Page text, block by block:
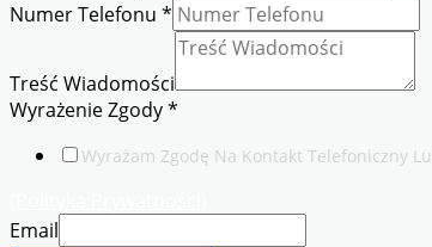
Numer Telefonu *
Treść Wiadomości
Wyrażenie Zgody*
Wyrażam Zgodę Na Kontakt Telefoniczny
Email